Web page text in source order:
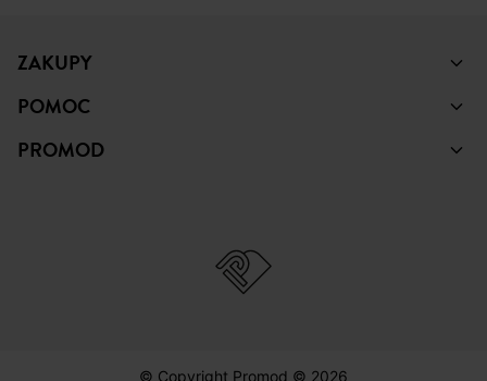
ZAKUPY
POMOC
PROMOD
© Copyright Promod © 2026